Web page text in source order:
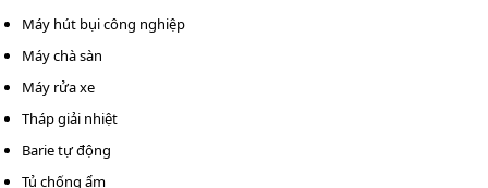
Máy hút bụi công nghiệp
Máy chà sàn
Máy rửa xe
Tháp giải nhiệt
Barie tự động
Tủ chống ẩm